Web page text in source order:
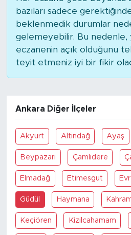
bazıları sadece
beklenmedik durumlar
gelemeyebilir. Bu nedenle,
eczanenin açık olduğunu
teyit etmeniz iyi bir fikir
Ankara Diğer İlçeler
Akyurt Altindağ Ayaş
Beypazari Çamlidere
Elmadağ Etimesgut
Güdül Haymana
Keçiören Kizilcahamam